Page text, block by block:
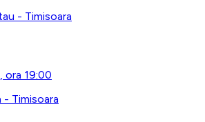
- Timisoara
ora 19:00
Timisoara